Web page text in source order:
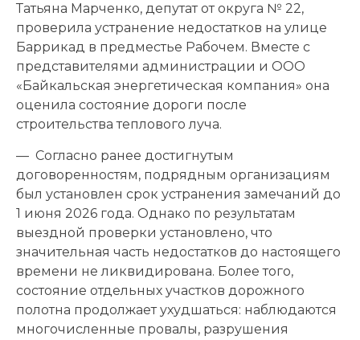
Татьяна Марченко, депутат от округа № 22,
проверила устранение недостатков на улице
Баррикад в предместье Рабочем. Вместе с
представителями администрации и ООО
«Байкальская энергетическая компания» она
оценила состояние дороги после
строительства теплового луча.
— Согласно ранее достигнутым
договоренностям, подрядным организациям
был установлен срок устранения замечаний до
1 июня 2026 года. Однако по результатам
выездной проверки установлено, что
значительная часть недостатков до настоящего
времени не ликвидирована. Более того,
состояние отдельных участков дорожного
полотна продолжает ухудшаться: наблюдаются
многочисленные провалы, разрушения